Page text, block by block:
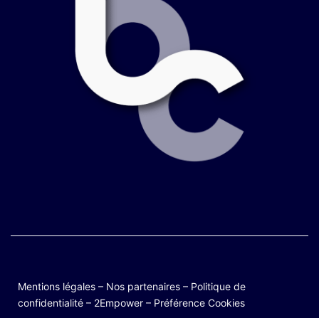
Mentions légales – Nos partenaires – Politique de
confidentialité – 2Empower – Préférence Cookies